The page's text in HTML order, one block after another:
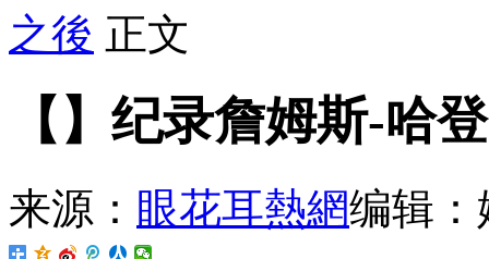
之後 正文
【】纪录詹姆斯-哈
来源： 眼花耳熱網编辑：